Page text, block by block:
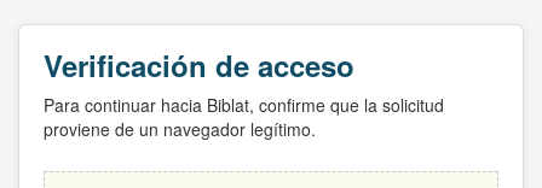
Verificación de acceso
Para continuar hacia Biblat, confirme que la solicitud
proviene de un navegador legítimo.